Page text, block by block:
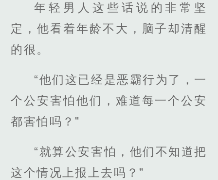
年轻男人这些话说的非常坚
定，他看着年龄不大，脑子却清醒
的很。
“他们这已经是恶霸行为了，一
个公安害怕他们，难道每一个公安
都害怕吗？”
“就算公安害怕，他们不知道把
这个情况上报上去吗？”